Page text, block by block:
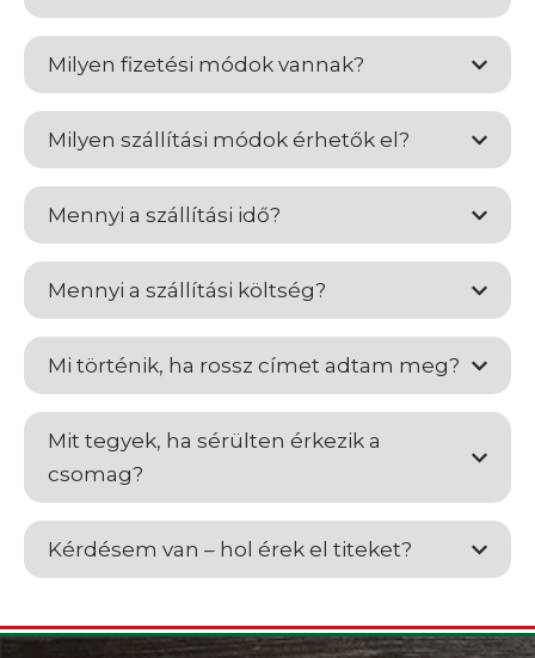
Milyen fizetési módok vannak?
Milyen szállítási módok érhetők el?
Mennyi a szállítási idő?
Mennyi a szállítási költség?
Mi történik, ha rossz címet adtam meg?
Mit tegyek, ha sérülten érkezik a
csomag?
Kérdésem van – hol érek el titeket?